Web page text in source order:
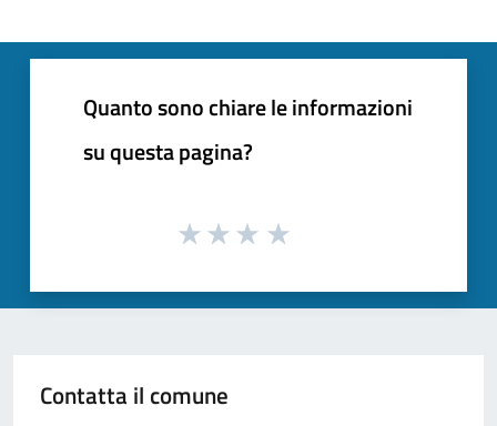
Quanto sono chiare le informazioni
su questa pagina?
Contatta il comune